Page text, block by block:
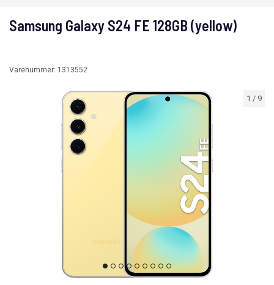
1 / 9
Samsung Galaxy S24 FE 128GB (yellow)
Varenummer: 1313552